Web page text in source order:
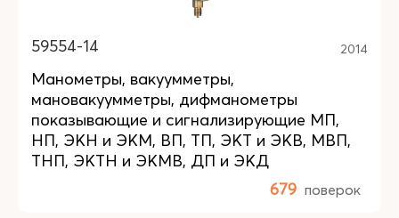
59554-14 2014
Манометры, вакуумметры,
мановакуумметры, дифманометры
показывающие и сигнализирующие МП,
НП, ЭКН и ЭКМ, ВП, ТП, ЭКТ и ЭКВ, МВП,
ТНП, ЭКТН и ЭКМВ, ДП и ЭКД
679 поверок